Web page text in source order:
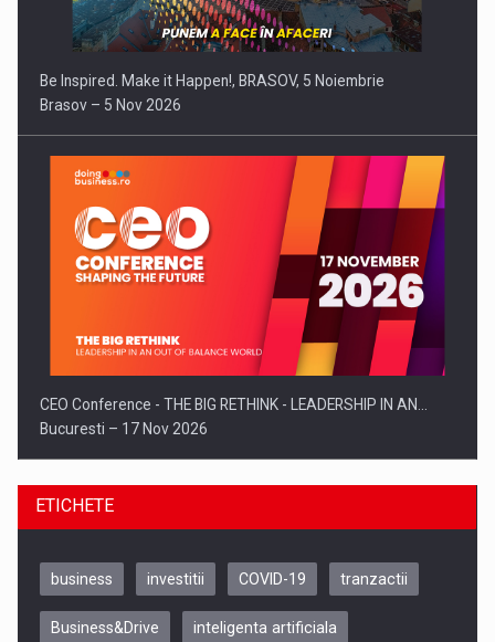
Be Inspired. Make it Happen!, BRASOV, 5 Noiembrie
Brasov – 5 Nov 2026
CEO Conference - THE BIG RETHINK - LEADERSHIP IN AN…
Bucuresti – 17 Nov 2026
ETICHETE
business investitii COVID-19 tranzactii
Business&Drive inteligenta artificiala